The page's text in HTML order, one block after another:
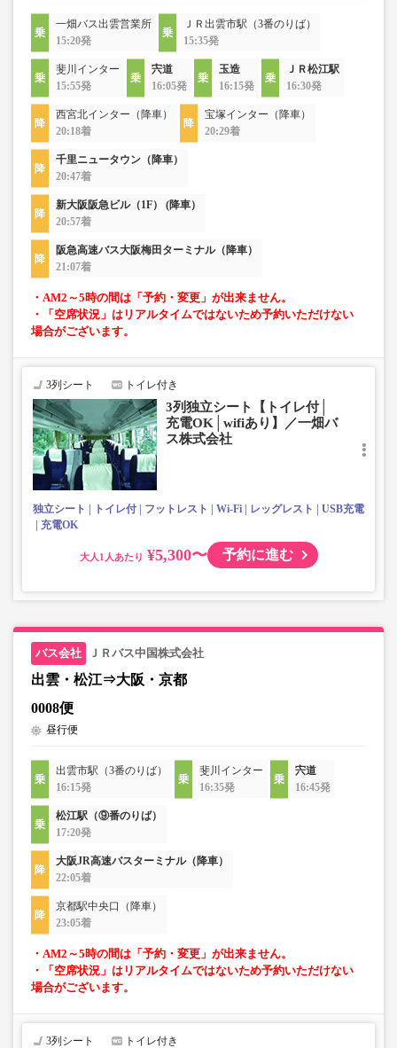
一畑バス出雲営業所
15:20発
ＪＲ出雲市駅（3番のりば）
15:35発
斐川インター
15:55発
宍道
16:05発
玉造
16:15発
ＪＲ松江駅
16:30発
西宮北インター（降車）
20:18着
宝塚インター（降車）
20:29着
千里ニュータウン（降車）
20:47着
新大阪阪急ビル（1F） (降車）
20:57着
阪急高速バス大阪梅田ターミナル（降車）
21:07着
・AM2～5時の間は「予約・変更」が出来ません。
・「空席状況」はリアルタイムではないため予約いただけない
場合がございます。
3列シート トイレ付き
3列独立シート【トイレ付│
充電OK│wifiあり】／一畑バ
ス株式会社
独立シート トイレ付 フットレスト Wi-Fi レッグレスト
USB充電
充電OK
大人 ¥5,300〜 予約に進む
ＪＲバス中国株式会社
出雲・松江⇒大阪・京都
0008便
昼行便
出雲市駅（3番のりば）
16:15発
斐川インター
16:35発
宍道
16:45発
松江駅（⑨番のりば）
17:20発
大阪JR高速バスターミナル（降車）
22:05着
京都駅中央口（降車）
23:05着
・AM2～5時の間は「予約・変更」が出来ません。
・「空席状況」はリアルタイムではないため予約いただけない
場合がございます。
3列シート トイレ付き